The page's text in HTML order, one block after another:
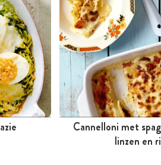
Meer dan 1 uur
Cannelloni met
linzen en